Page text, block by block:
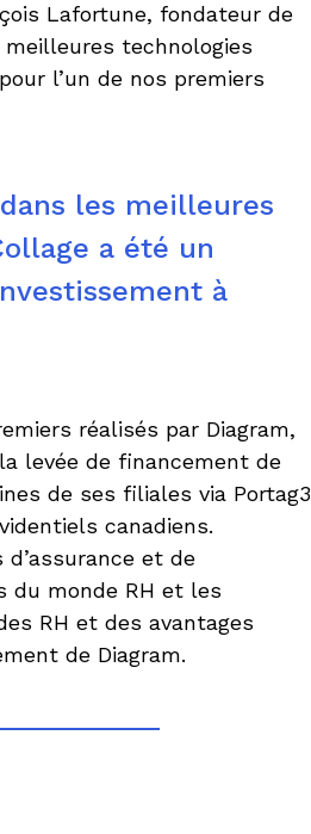
Lafortune, fondateur de
technologies
l’un de nos premiers
les meilleures
a été un
à
réalisés par Diagram,
levée de financement de
de ses filiales via Portag3
canadiens.
et de
du monde RH et les
RH et des avantages
de Diagram.